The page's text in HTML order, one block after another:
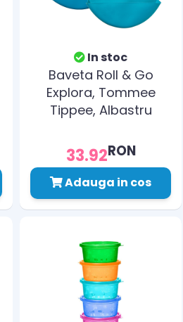
In stoc
Baveta Roll & Go
Explora, Tommee
Tippee, Albastru
33.92RON
Adauga in cos